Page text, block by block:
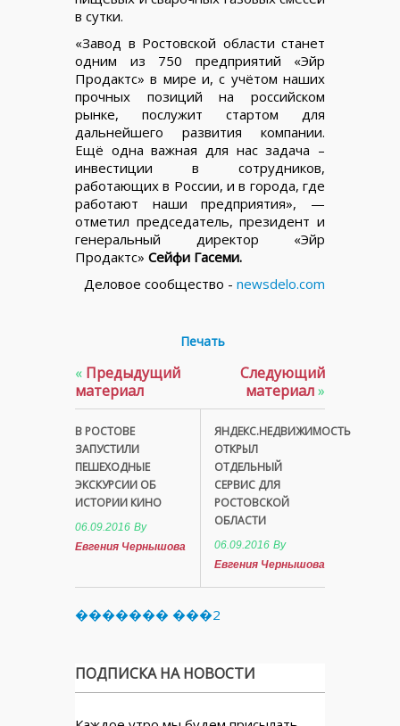
в сутки.
«Завод в Ростовской области станет
одним из 750 предприятий «Эйр
Продактс» в мире и, с учётом наших
прочных позиций на российском
рынке, послужит стартом для
дальнейшего развития компании.
Ещё одна важная для нас задача –
инвестиции в сотрудников,
работающих в России, и в города, где
работают наши предприятия», —
отметил председатель, президент и
генеральный директор «Эйр
Продактс» Сейфи Гасеми.
Деловое сообщество - newsdelo.com
Печать
« Предыдущий
материал
В РОСТОВЕ
ЗАПУСТИЛИ
ПЕШЕХОДНЫЕ
ЭКСКУРСИИ ОБ
ИСТОРИИ КИНО
06.09.2016 By
Евгения Чернышова
Следующий
материал»
ЯНДЕКС.НЕДВИЖИМОСТЬ
ОТКРЫЛ
ОТДЕЛЬНЫЙ
СЕРВИС ДЛЯ
РОСТОВСКОЙ
ОБЛАСТИ
06.09.2016 By
Евгения Чернышова
������� ���2
ПОДПИСКА НА НОВОСТИ